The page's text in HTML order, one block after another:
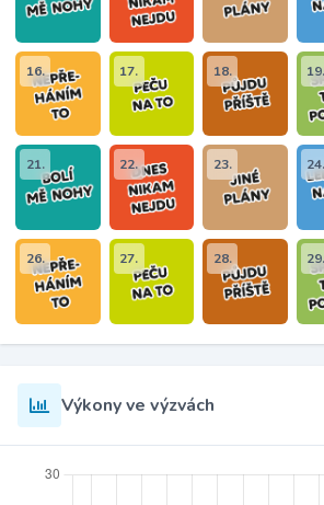
16. 17. 18. 19.
21. 22. 23.
26. 27. 28. 29.
Výkony ve výzvách